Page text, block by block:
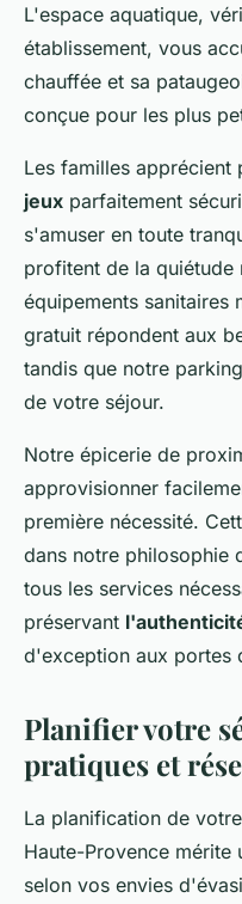
L'espace aquatique,
établissement, vous
chauffée et sa
conçue pour les plus
Les familles apprécient
jeux parfaitement
s'amuser en toute
profitent de la quiétude
équipements sanitaires
gratuit répondent aux
tandis que notre
de votre séjour.
Notre épicerie de
approvisionner
première nécessité.
dans notre philosophie
tous les services
préservant
d'exception aux portes
Planifier votre
pratiques et
La planification de
Haute-Provence mérite
selon vos envies